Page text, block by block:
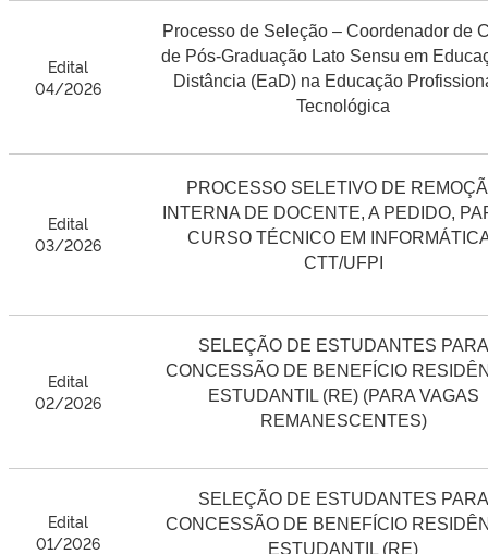
Edital
04/2026
Processo de Seleção – Coordenador de
de Pós-Graduação Lato Sensu em
Distância (EaD) na Educação
Tecnológica
Edital
03/2026
PROCESSO SELETIVO DE
INTERNA DE DOCENTE, A PEDIDO,
CURSO TÉCNICO EM
CTT/UFPI
Edital
02/2026
SELEÇÃO DE ESTUDANTES PARA
CONCESSÃO DE BENEFÍCIO
ESTUDANTIL (RE) (PARA VAGAS
REMANESCENTES)
Edital
01/2026
SELEÇÃO DE ESTUDANTES PARA
CONCESSÃO DE BENEFÍCIO
ESTUDANTIL (RE)